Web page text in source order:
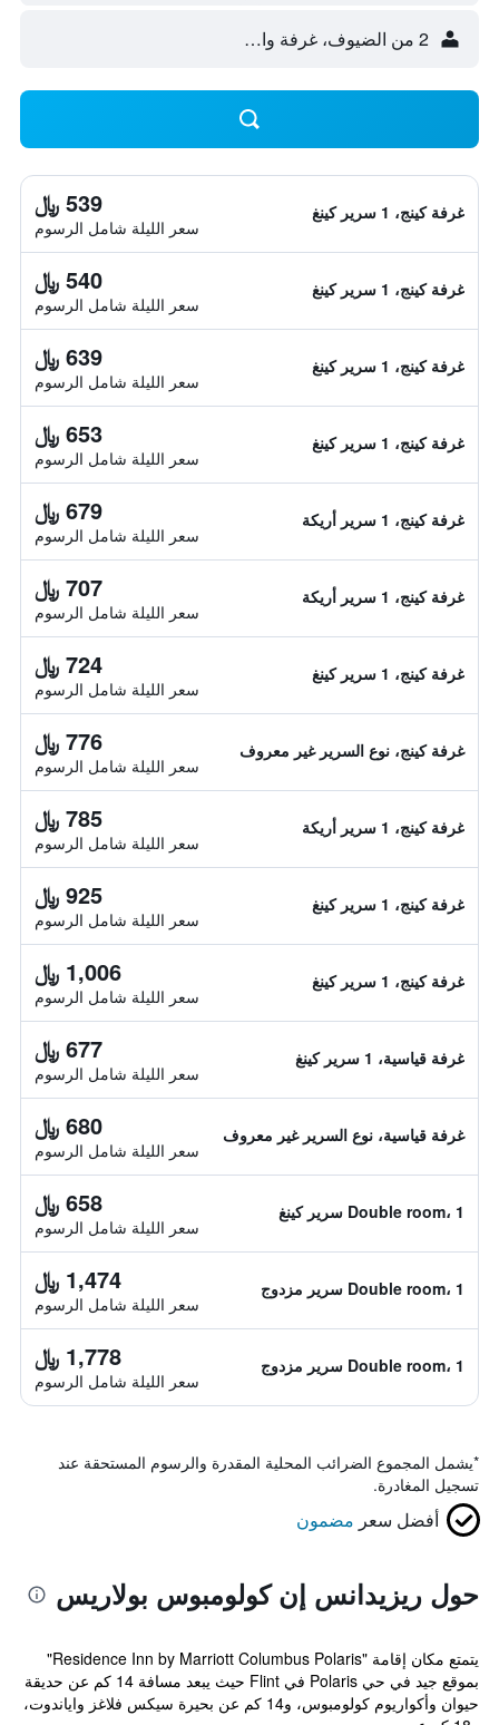
2 من الضيوف، غرفة واحدة
غرفة كينج، 1 سرير كينغ 539 ﷼
سعر الليلة شامل الرسوم
غرفة كينج، 1 سرير كينغ 540 ﷼
سعر الليلة شامل الرسوم
غرفة كينج، 1 سرير كينغ 639 ﷼
سعر الليلة شامل الرسوم
غرفة كينج، 1 سرير كينغ 653 ﷼
سعر الليلة شامل الرسوم
غرفة كينج، 1 سرير أريكة 679 ﷼
سعر الليلة شامل الرسوم
غرفة كينج، 1 سرير أريكة 707 ﷼
سعر الليلة شامل الرسوم
غرفة كينج، 1 سرير كينغ 724 ﷼
سعر الليلة شامل الرسوم
غرفة كينج، نوع السرير غير معروف 776 ﷼
سعر الليلة شامل الرسوم
غرفة كينج، 1 سرير أريكة 785 ﷼
سعر الليلة شامل الرسوم
غرفة كينج، 1 سرير كينغ 925 ﷼
سعر الليلة شامل الرسوم
غرفة كينج، 1 سرير كينغ 1,006 ﷼
سعر الليلة شامل الرسوم
غرفة قياسية، 1 سرير كينغ 677 ﷼
سعر الليلة شامل الرسوم
غرفة قياسية، نوع السرير غير معروف 680 ﷼
سعر الليلة شامل الرسوم
Double room، 1 سرير كينغ 658 ﷼
سعر الليلة شامل الرسوم
Double room، 1 سرير مزدوج 1,474 ﷼
سعر الليلة شامل الرسوم
Double room، 1 سرير مزدوج 1,778 ﷼
سعر الليلة شامل الرسوم
*يشمل المجموع الضرائب المحلية المقدرة والرسوم المستحقة عند
تسجيل المغادرة.
أفضل سعر مضمون
حول ريزيدانس إن كولومبوس بولاريس
يتمتع مكان إقامة "Residence Inn by Marriott Columbus Polaris"
بموقع جيد في حي Polaris في Flint حيث يبعد مسافة 14 كم عن حديقة
حيوان وأكواريوم كولومبوس، و14 كم عن بحيرة سيكس فلاغز واياندوت،